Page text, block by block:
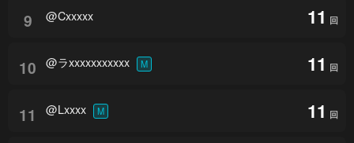
9 @Cxxxxx 11 回
10 @ラxxxxxxxxxxx M 11 回
11 @Lxxxx M 11 回